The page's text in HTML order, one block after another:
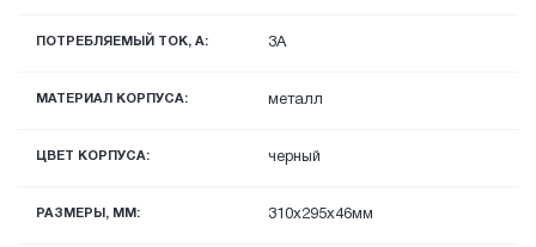
ПОТРЕБЛЯЕМЫЙ ТОК, А: 3A
МАТЕРИАЛ КОРПУСА: металл
ЦВЕТ КОРПУСА: черный
РАЗМЕРЫ, ММ: 310x295x46мм